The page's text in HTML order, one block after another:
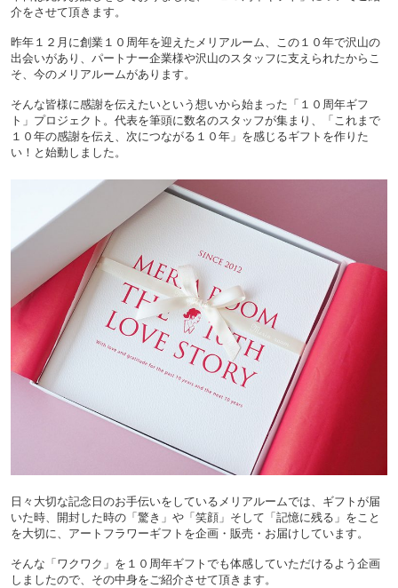
介をさせて頂きます。
昨年１２月に創業１０周年を迎えたメリアルーム、この１０年で沢山の
出会いがあり、パートナー企業様や沢山のスタッフに支えられたからこ
そ、今のメリアルームがあります。
そんな皆様に感謝を伝えたいという想いから始まった「１０周年ギフ
ト」プロジェクト。代表を筆頭に数名のスタッフが集まり、「これまで
１０年の感謝を伝え、次につながる１０年」を感じるギフトを作りた
い！と始動しました。
日々大切な記念日のお手伝いをしているメリアルームでは、ギフトが届
いた時、開封した時の「驚き」や「笑顔」そして「記憶に残る」をこと
を大切に、アートフラワーギフトを企画・販売・お届けしています。
そんな「ワクワク」を１０周年ギフトでも体感していただけるよう企画
しましたので、その中身をご紹介させて頂きます。